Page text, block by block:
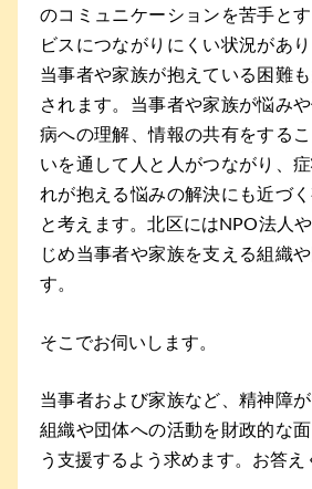
のコミュニケーションを苦手と
ビスにつながりにくい状況があ
当事者や家族が抱えている困難
されます。当事者や家族が悩み
病への理解、情報の共有をする
いを通して人と人がつながり、
れが抱える悩みの解決にも近づ
と考えます。北区にはNPO法人
じめ当事者や家族を支える組織
す。
そこでお伺いします。
当事者および家族など、精神障
組織や団体への活動を財政的な
う支援するよう求めます。お答え